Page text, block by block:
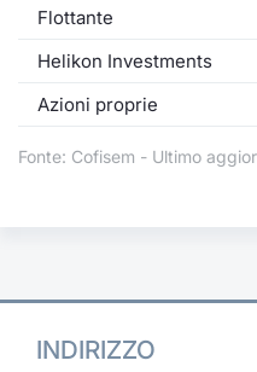
Flottante
Helikon Investments
Azioni proprie
Fonte: Cofisem - Ultimo
INDIRIZZO